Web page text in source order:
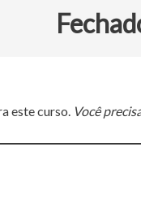
este curso. Você